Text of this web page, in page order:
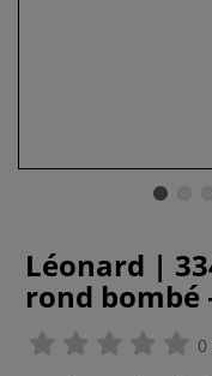
Léonard |
rond